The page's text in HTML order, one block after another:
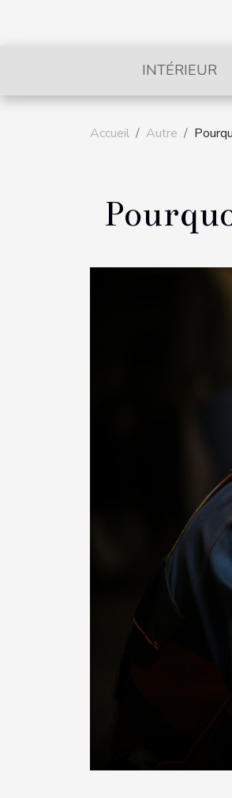
INTÉRIEUR
Accueil Autre